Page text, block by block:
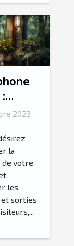
son
2023
la
votre
les
sorties